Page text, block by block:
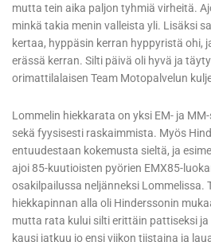
mutta tein aika paljon tyhmiä virheitä.
minkä takia menin valleista yli. Lisäksi
kertaa, hyppäsin kerran hyppyristä ohi,
erässä kerran. Silti päivä oli hyvä ja
orimattilalaisen Team Motopalvelun
Lommelin hiekkarata on yksi EM- ja
sekä fyysisesti raskaimmista. Myös
entuudestaan kokemusta sieltä, ja
ajoi 85-kuutioisten pyörien EMX85-
osakilpailussa neljänneksi Lommelissa.
hiekkapinnan alla oli Hinderssonin
mutta rata kului silti erittäin pattiseksi ja
kausi jatkuu jo ensi viikon tiistaina ja